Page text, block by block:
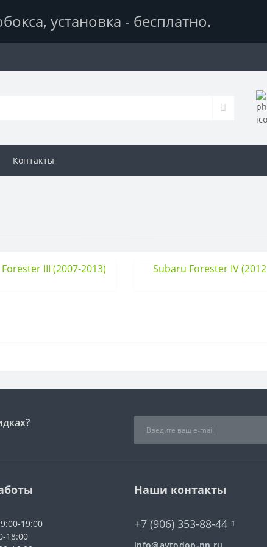
установка - бесплатно.
Контакты
III (2007-2013) Subaru Forester IV
19:00
18:00
Наши контакты
+7 (906) 353-88-44